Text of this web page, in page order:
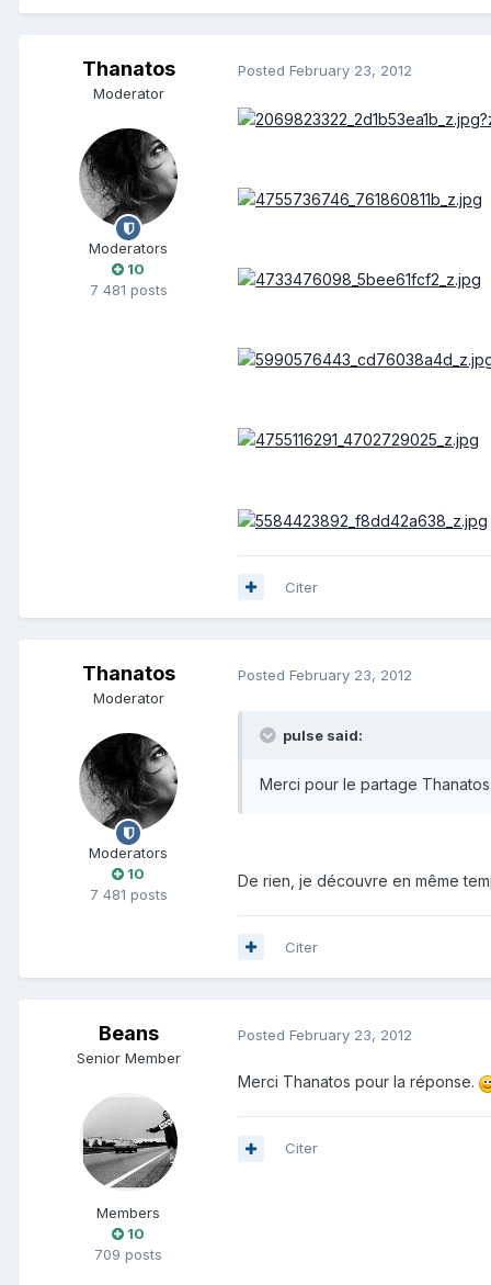
Thanatos
Moderator
Moderators
10
7 481 posts
Posted February 23, 2012
Citer
Thanatos
Moderator
Moderators
10
7 481 posts
Posted February 23, 2012
pulse said:
Merci pour le partage
De rien, je découvre en même
Citer
Beans
Senior Member
Members
10
709 posts
Posted February 23, 2012
Merci Thanatos pour la réponse.
Citer